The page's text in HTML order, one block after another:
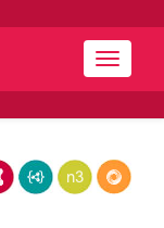
Menú
RDF/XMLJSON-LDN3/Turtle